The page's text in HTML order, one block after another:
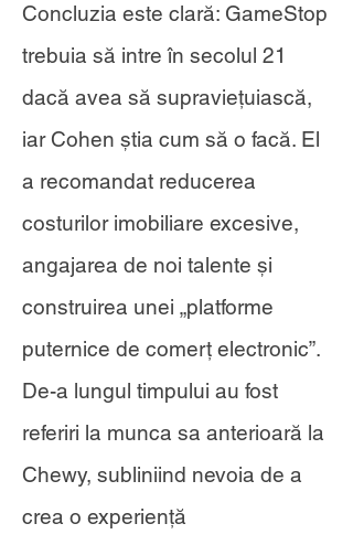
Concluzia este clară: GameStop
trebuia să intre în secolul 21
dacă avea să supraviețuiască,
iar Cohen știa cum să o facă. El
a recomandat reducerea
costurilor imobiliare excesive,
angajarea de noi talente și
construirea unei „platforme
puternice de comerț electronic”.
De-a lungul timpului au fost
referiri la munca sa anterioară la
Chewy, subliniind nevoia de a
crea o experiență